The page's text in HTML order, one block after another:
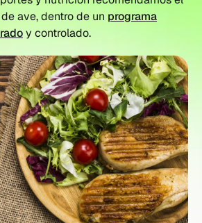
ave, dentro de un programa
y controlado.